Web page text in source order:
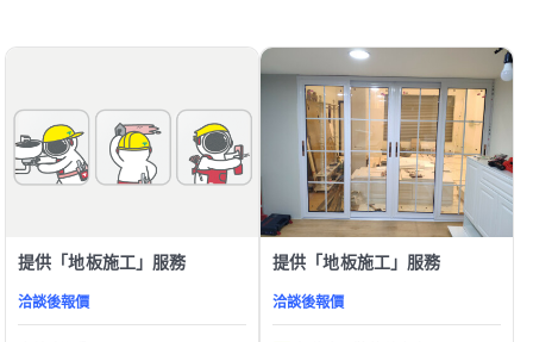
提供「地板施工」服務
洽談後報價
提供「地板施工」服務
洽談後報價